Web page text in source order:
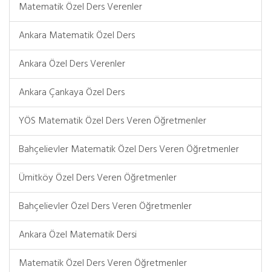
Matematik Özel Ders Verenler
Ankara Matematik Özel Ders
Ankara Özel Ders Verenler
Ankara Çankaya Özel Ders
YÖS Matematik Özel Ders Veren Öğretmenler
Bahçelievler Matematik Özel Ders Veren Öğretmenler
Ümitköy Özel Ders Veren Öğretmenler
Bahçelievler Özel Ders Veren Öğretmenler
Ankara Özel Matematik Dersi
Matematik Özel Ders Veren Öğretmenler